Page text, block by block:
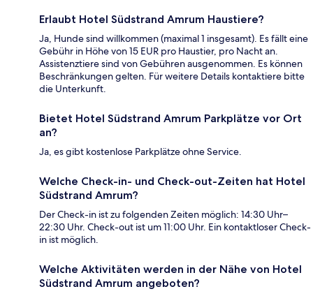
Erlaubt Hotel Südstrand Amrum Haustiere?
Ja, Hunde sind willkommen (maximal 1 insgesamt). Es fällt eine
Gebühr in Höhe von 15 EUR pro Haustier, pro Nacht an.
Assistenztiere sind von Gebühren ausgenommen. Es können
Beschränkungen gelten. Für weitere Details kontaktiere bitte
die Unterkunft.
Bietet Hotel Südstrand Amrum Parkplätze vor Ort
an?
Ja, es gibt kostenlose Parkplätze ohne Service.
Welche Check-in- und Check-out-Zeiten hat Hotel
Südstrand Amrum?
Der Check-in ist zu folgenden Zeiten möglich: 14:30 Uhr–
22:30 Uhr. Check-out ist um 11:00 Uhr. Ein kontaktloser Check-
in ist möglich.
Welche Aktivitäten werden in der Nähe von Hotel
Südstrand Amrum angeboten?